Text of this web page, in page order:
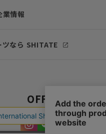
業情報
ツなら SHITATE
OFFICIAL SNS